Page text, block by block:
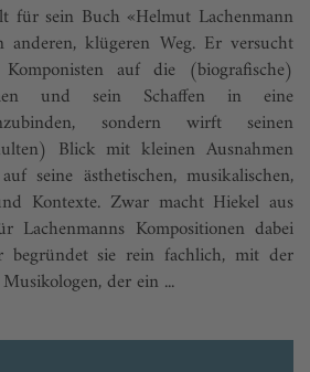
für sein Buch «Helmut Lachenmann
klügeren Weg. Er versucht
auf die (biografische)
und sein Schaffen in eine
sondern wirft seinen
Blick mit kleinen Ausnahmen
seine ästhetischen, musikalischen,
Kontexte. Zwar macht Hiekel aus
Lachenmanns Kompositionen dabei
begründet sie rein fachlich, mit der
der ein ...